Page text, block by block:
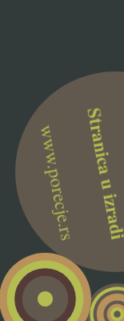
Stranica u izradi
www.porecje.rs